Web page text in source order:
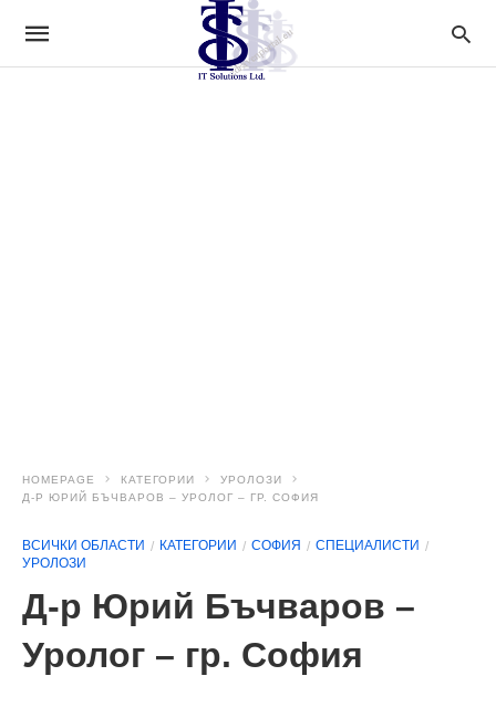
HOMEPAGE КАТЕГОРИИ
УРОЛОЗИ
Д-Р ЮРИЙ БЪЧВАРОВ – УРОЛОГ – ГР. СОФИЯ
ВСИЧКИ ОБЛАСТИ КАТЕГОРИИ СОФИЯ
СПЕЦИАЛИСТИ
УРОЛОЗИ
Д-р Юрий Бъчваров –
Уролог – гр. София